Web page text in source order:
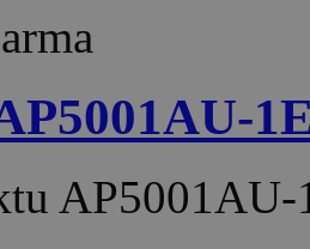
AP5001AU-